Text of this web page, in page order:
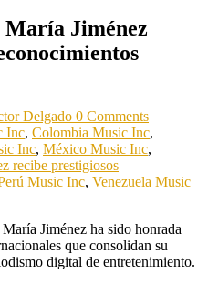
Jiménez
Delgado 0 Comments
Inc, Colombia Music Inc,
Inc, México Music Inc,
recibe prestigiosos
Music Inc, Venezuela Music
Jiménez ha sido honrada
que consolidan su
digital de entretenimiento.